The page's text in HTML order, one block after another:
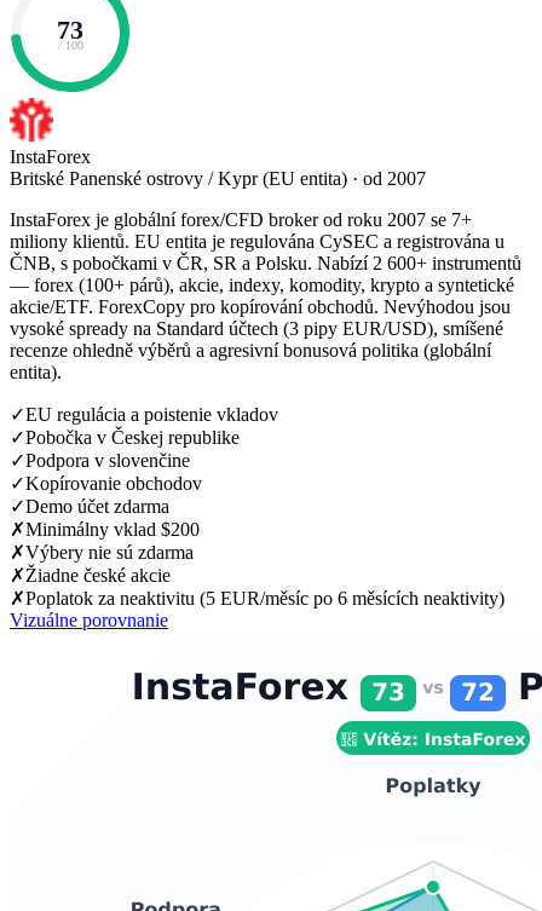
73
/ 100
InstaForex
Britské Panenské ostrovy / Kypr (EU entita) · od 2007
InstaForex je globální forex/CFD broker od roku 2007 se 7+
miliony klientů. EU entita je regulována CySEC a registrována u
ČNB, s pobočkami v ČR, SR a Polsku. Nabízí 2 600+ instrumentů
— forex (100+ párů), akcie, indexy, komodity, krypto a syntetické
akcie/ETF. ForexCopy pro kopírování obchodů. Nevýhodou jsou
vysoké spready na Standard účtech (3 pipy EUR/USD), smíšené
recenze ohledně výběrů a agresivní bonusová politika (globální
entita).
✓EU regulácia a poistenie vkladov
✓Pobočka v Českej republike
✓Podpora v slovenčine
✓Kopírovanie obchodov
✓Demo účet zdarma
✗Minimálny vklad $200
✗Výbery nie sú zdarma
✗Žiadne české akcie
✗Poplatok za neaktivitu (5 EUR/měsíc po 6 měsících neaktivity)
Vizuálne porovnanie